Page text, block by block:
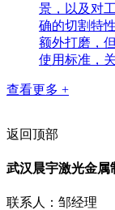
景，以及对
确的切割特
额外打磨，
使用标准，
查看更多 +
返回顶部
武汉晨宇激光金属
联系人：邹经理